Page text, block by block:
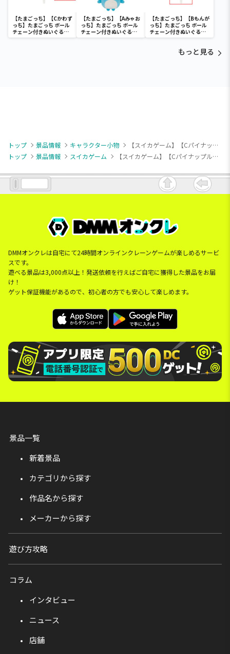
【たまごっち】【Cかわず
っち】たまごっち ボール
チェーン付きぬいぐるみ
～Tamagotchi
【たまごっち】【Aみゃお
っち】たまごっち ボール
チェーン付きぬいぐるみ
～Tamagotchi
【たまごっち】【Bもんが
っち】たまごっち ボール
チェーン付きぬいぐるみ
～Tamagotchi
もっと見る
トップ 景品情報 キャラクター小物
【スイカゲーム】【Cパイナップル】スイカゲーム Design produced by Sanrio セリフ付きマスコット①
トップ
景品情報 スイカゲーム 【スイカゲーム】【Cパイナップル】スイカゲーム Design produced by Sanrio セリフ付きマスコット①
DMMオンクレは自宅にて24時間オンラインクレーンゲームが楽しめるサービ
スです。
遊べる景品は3,000点以上！発送依頼を行えばご自宅に獲得した景品をお届
け！
ゲット保証機能があるので、初心者の方でも安心して楽しめます。
景品一覧
新着景品
カテゴリから探す
作品名から探す
メーカーから探す
遊び方攻略
コラム
インタビュー
ニュース
店舗